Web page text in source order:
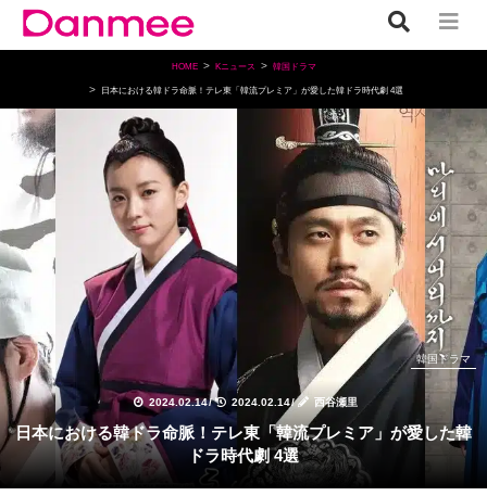
HOME Kニュース 韓国ドラマ
日本における韓ドラ命脈！テレ東「韓流プレミア」が愛した韓ドラ時代劇 4選
2024.02.14/ 2024.02.14/ 西谷瀬里
韓国ドラマ
日本における韓ドラ命脈！テレ東「韓流プレミア」が愛した韓
ドラ時代劇 4選